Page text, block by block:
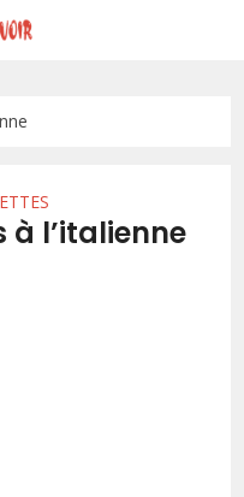
à l’italienne